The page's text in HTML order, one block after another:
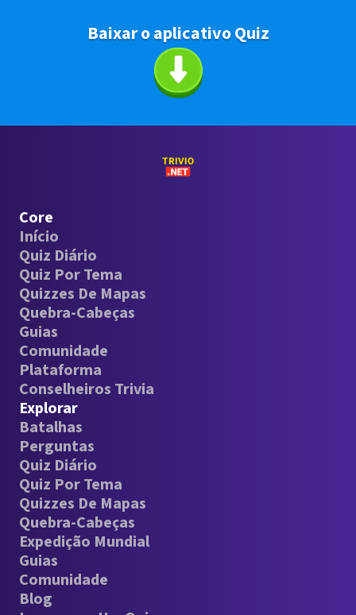
Baixar o aplicativo Quiz
Core
Início
Quiz Diário
Quiz Por Tema
Quizzes De Mapas
Quebra-Cabeças
Guias
Comunidade
Plataforma
Conselheiros Trivia
Explorar
Batalhas
Perguntas
Quiz Diário
Quiz Por Tema
Quizzes De Mapas
Quebra-Cabeças
Expedição Mundial
Guias
Comunidade
Blog